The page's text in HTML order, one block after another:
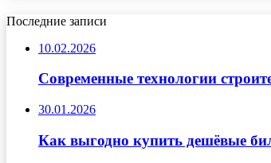
Последние записи
10.02.2026
Современные технологии
30.01.2026
Как выгодно купить дешёвые